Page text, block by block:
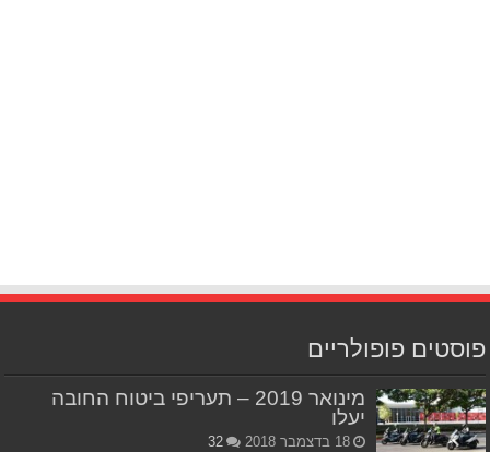
פוסטים פופולריים
מינואר 2019 – תעריפי ביטוח החובה
יעלו
18 בדצמבר 2018 32